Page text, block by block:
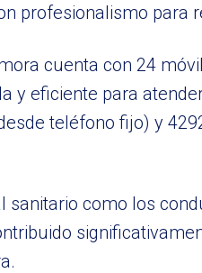
profesionalismo para
cuenta con 24
y eficiente para
teléfono fijo) y
como los